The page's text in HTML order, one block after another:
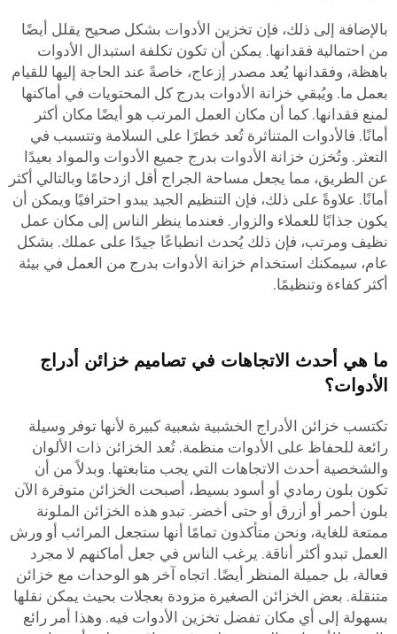
بالإضافة إلى ذلك، فإن تخزين الأدوات بشكل صحيح يقلل أيضًا
من احتمالية فقدانها. يمكن أن تكون تكلفة استبدال الأدوات
باهظة، وفقدانها يُعد مصدر إزعاج، خاصةً عند الحاجة إليها للقيام
بعمل ما. ويُبقي خزانة الأدوات بدرج كل المحتويات في أماكنها
لمنع فقدانها. كما أن مكان العمل المرتب هو أيضًا مكان أكثر
أمانًا. فالأدوات المتناثرة تُعد خطرًا على السلامة وتتسبب في
التعثر. وتُخزن خزانة الأدوات بدرج جميع الأدوات والمواد بعيدًا
عن الطريق، مما يجعل مساحة الجراج أقل ازدحامًا وبالتالي أكثر
أمانًا. علاوةً على ذلك، فإن التنظيم الجيد يبدو احترافيًا ويمكن أن
يكون جذابًا للعملاء والزوار. فعندما ينظر الناس إلى مكان عمل
نظيف ومرتب، فإن ذلك يُحدث انطباعًا جيدًا على عملك. بشكل
عام، سيمكنك استخدام خزانة الأدوات بدرج من العمل في بيئة
أكثر كفاءة وتنظيمًا.
ما هي أحدث الاتجاهات في تصاميم خزائن أدراج
الأدوات؟
تكتسب خزائن الأدراج الخشبية شعبية كبيرة لأنها توفر وسيلة
رائعة للحفاظ على الأدوات منظمة. تُعد الخزائن ذات الألوان
والشخصية أحدث الاتجاهات التي يجب متابعتها. وبدلاً من أن
تكون بلون رمادي أو أسود بسيط، أصبحت الخزائن متوفرة الآن
بلون أحمر أو أزرق أو حتى أخضر. تبدو هذه الخزائن الملونة
ممتعة للغاية، ونحن متأكدون تمامًا أنها ستجعل المرائب أو ورش
العمل تبدو أكثر أناقة. يرغب الناس في جعل أماكنهم لا مجرد
فعالة، بل جميلة المنظر أيضًا. اتجاه آخر هو الوحدات مع خزائن
متنقلة. بعض الخزائن الصغيرة مزودة بعجلات بحيث يمكن نقلها
بسهولة إلى أي مكان تفضل تخزين الأدوات فيه. وهذا أمر رائع